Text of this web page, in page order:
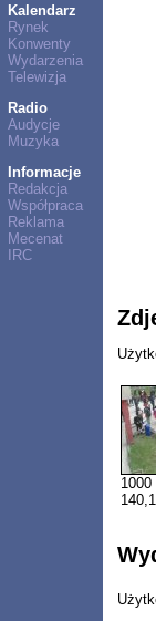
Kalendarz
Rynek
Konwenty
Wydarzenia
Telewizja
Radio
Audycje
Muzyka
Informacje
Redakcja
Współpraca
Reklama
Mecenat
IRC